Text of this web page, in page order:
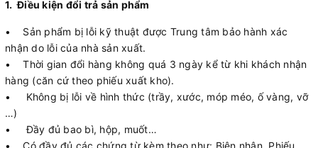
1. Điều kiện đổi trả sản phẩm
• Sản phẩm bị lỗi kỹ thuật được Trung tâm bảo hành xác
nhận do lỗi của nhà sản xuất.
• Thời gian đổi hàng không quá 3 ngày kể từ khi khách nhận
hàng (căn cứ theo phiếu xuất kho).
• Không bị lỗi về hình thức (trầy, xước, móp méo, ố vàng, vỡ
…)
• Đầy đủ bao bì, hộp, muốt…
• Có đầy đủ các chứng từ kèm theo như: Biên nhận, Phiếu